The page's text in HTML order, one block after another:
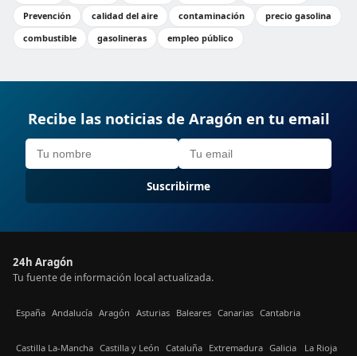
Prevención
calidad del aire contaminación
precio gasolina
combustible
gasolineras empleo público
Recibe las noticias de Aragón en tu email
Suscribirme
24h Aragón
Tu fuente de información local actualizada.
España Andalucía Aragón Asturias Baleares Canarias Cantabria
Castilla La-Mancha Castilla y León Cataluña Extremadura Galicia La Rioja